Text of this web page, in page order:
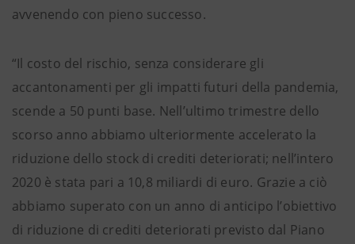
avvenendo con pieno successo.
“Il costo del rischio, senza considerare gli
accantonamenti per gli impatti futuri della pandemia,
scende a 50 punti base. Nell’ultimo trimestre dello
scorso anno abbiamo ulteriormente accelerato la
riduzione dello stock di crediti deteriorati; nell’intero
2020 è stata pari a 10,8 miliardi di euro. Grazie a ciò
abbiamo superato con un anno di anticipo l’obiettivo
di riduzione di crediti deteriorati previsto dal Piano